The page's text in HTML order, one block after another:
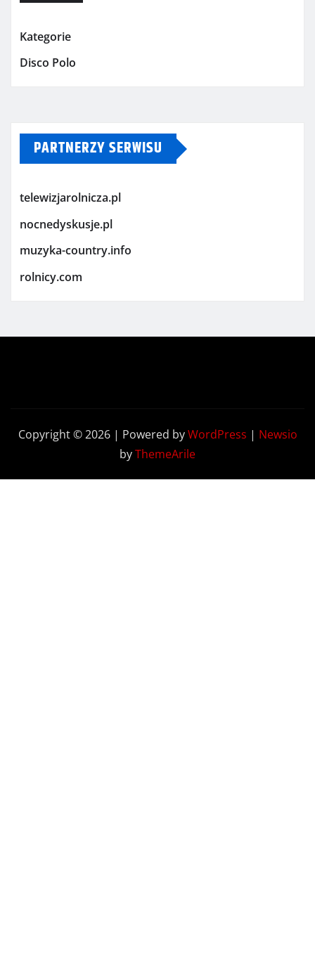
Kategorie
Disco Polo
PARTNERZY SERWISU
telewizjarolnicza.pl
nocnedyskusje.pl
muzyka-country.info
rolnicy.com
Copyright © 2026 | Powered byWordPress | Newsio
byThemeArile